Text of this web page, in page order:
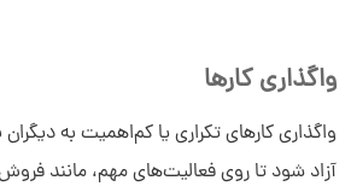
واگذاری کارها
واگذاری کارهای تکراری یا کم‌اهمیت به
آزاد شود تا روی فعالیت‌های مهم، مانند